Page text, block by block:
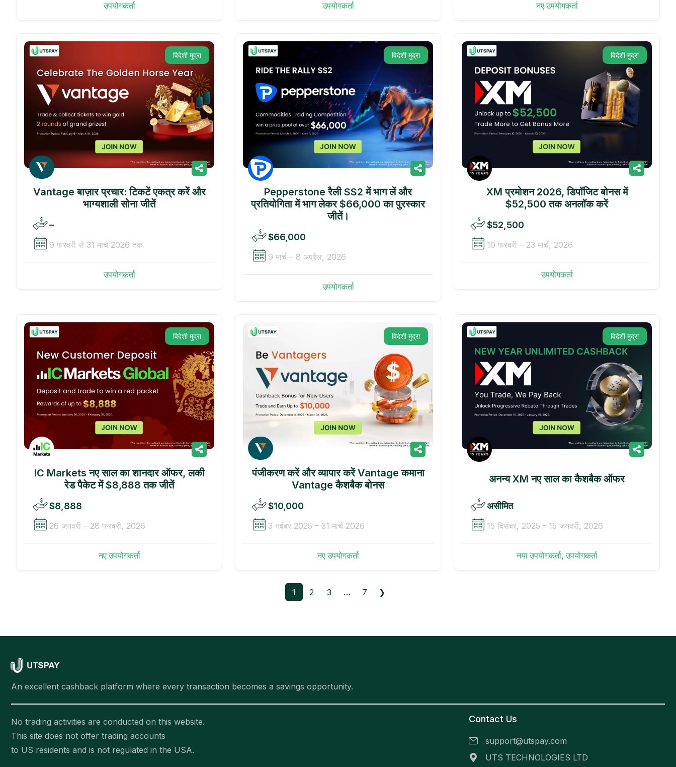
उपयोगकर्ता उपयोगकर्ता नए उपयोगकर्ता
विदेशी मुद्रा
Vantage बाज़ार प्रचार: टिकटें एकत्र करें और
भाग्यशाली सोना जीतें
–
9 फरवरी से 31 मार्च 2026 तक
उपयोगकर्ता
विदेशी मुद्रा
Pepperstone रैली SS2 में भाग लें और
प्रतियोगिता में भाग लेकर $66,000 का पुरस्कार
जीतें।
$66,000
9 मार्च – 8 अप्रैल, 2026
उपयोगकर्ता
विदेशी मुद्रा
XM प्रमोशन 2026, डिपॉजिट बोनस में
$52,500 तक अनलॉक करें
$52,500
10 फरवरी – 23 मार्च, 2026
उपयोगकर्ता
विदेशी मुद्रा
IC Markets नए साल का शानदार ऑफर, लकी
रेड पैकेट में $8,888 तक जीतें
$8,888
26 जनवरी – 28 फरवरी, 2026
नए उपयोगकर्ता
विदेशी मुद्रा
पंजीकरण करें और व्यापार करें Vantage कमाना
Vantage कैशबैक बोनस
$10,000
3 नवंबर 2025 – 31 मार्च 2026
नए उपयोगकर्ता
विदेशी मुद्रा
अनन्य XM नए साल का कैशबैक ऑफर
असीमित
15 दिसंबर, 2025 - 15 जनवरी, 2026
नया उपयोगकर्ता, उपयोगकर्ता
1 2 3 … 7 ❯
An excellent cashback platform where every transaction becomes a savings opportunity.
No trading activities are conducted on this website.
This site does not offer trading accounts
to US residents and is not regulated in the USA.
Contact Us
support@utspay.com
UTS TECHNOLOGIES LTD